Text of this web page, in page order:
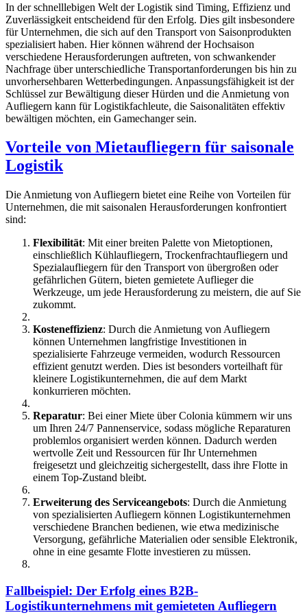
In der schnelllebigen Welt der Logistik sind Timing, Effizienz und
Zuverlässigkeit entscheidend für den Erfolg. Dies gilt insbesondere
für Unternehmen, die sich auf den Transport von Saisonprodukten
spezialisiert haben. Hier können während der Hochsaison
verschiedene Herausforderungen auftreten, von schwankender
Nachfrage über unterschiedliche Transportanforderungen bis hin zu
unvorhersehbaren Wetterbedingungen. Anpassungsfähigkeit ist der
Schlüssel zur Bewältigung dieser Hürden und die Anmietung von
Aufliegern kann für Logistikfachleute, die Saisonalitäten effektiv
bewältigen möchten, ein Gamechanger sein.
Vorteile von Mietaufliegern für saisonale
Logistik
Die Anmietung von Aufliegern bietet eine Reihe von Vorteilen für
Unternehmen, die mit saisonalen Herausforderungen konfrontiert
sind:
Flexibilität: Mit einer breiten Palette von Mietoptionen,
einschließlich Kühlaufliegern, Trockenfrachtaufliegern und
Spezialaufliegern für den Transport von übergroßen oder
gefährlichen Gütern, bieten gemietete Auflieger die
Werkzeuge, um jede Herausforderung zu meistern, die auf Sie
zukommt.
Kosteneffizienz: Durch die Anmietung von Aufliegern
können Unternehmen langfristige Investitionen in
spezialisierte Fahrzeuge vermeiden, wodurch Ressourcen
effizient genutzt werden. Dies ist besonders vorteilhaft für
kleinere Logistikunternehmen, die auf dem Markt
konkurrieren möchten.
Reparatur: Bei einer Miete über Colonia kümmern wir uns
um Ihren 24/7 Pannenservice, sodass mögliche Reparaturen
problemlos organisiert werden können. Dadurch werden
wertvolle Zeit und Ressourcen für Ihr Unternehmen
freigesetzt und gleichzeitig sichergestellt, dass ihre Flotte in
einem Top-Zustand bleibt.
Erweiterung des Serviceangebots: Durch die Anmietung
von spezialisierten Aufliegern können Logistikunternehmen
verschiedene Branchen bedienen, wie etwa medizinische
Versorgung, gefährliche Materialien oder sensible Elektronik,
ohne in eine gesamte Flotte investieren zu müssen.
Fallbeispiel: Der Erfolg eines B2B-
Logistikunternehmens mit gemieteten Aufliegern